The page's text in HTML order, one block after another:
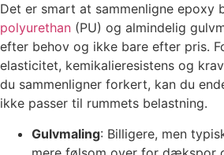
Det er smart at sammenligne epoxy
polyurethan (PU) og almindelig
efter behov og ikke bare efter pris.
elasticitet, kemikalieresistens og
du sammenligner forkert, kan du
ikke passer til rummets belastning.
Gulvmaling: Billigere, men